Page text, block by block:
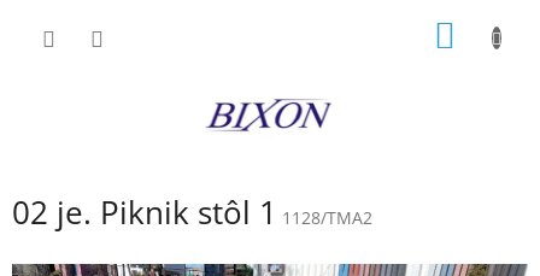
02 je. Piknik stôl 1 1128/TMA2